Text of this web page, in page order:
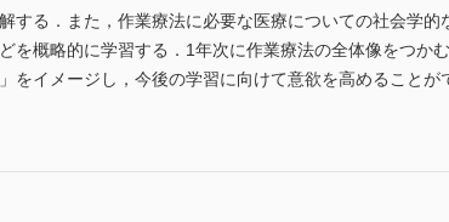
する．また，作業療法に必要な医療についての社会学的
を概略的に学習する．1年次に作業療法の全体像をつか
をイメージし，今後の学習に向けて意欲を高めることが